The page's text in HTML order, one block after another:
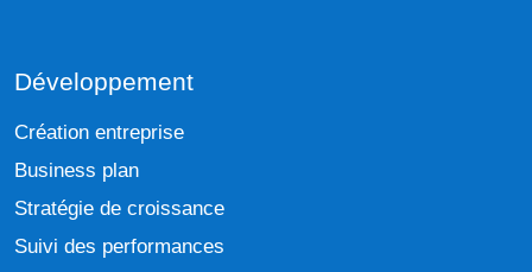
Développement
Création entreprise
Business plan
Stratégie de croissance
Suivi des performances